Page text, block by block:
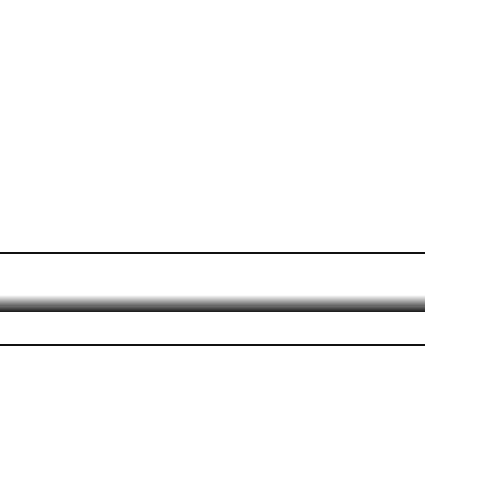
відбудеться
забіг
і територіальну цілісність держави,